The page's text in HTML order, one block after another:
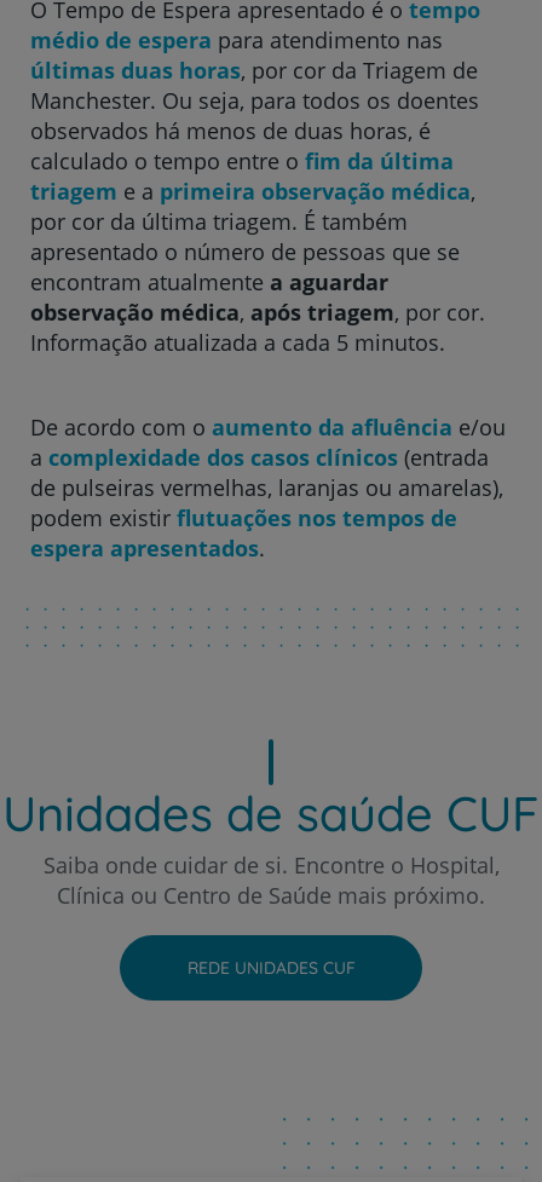
Hospital CUF Descobertas - Lisboa
Hospital CUF Faro
Clínica CUF Funchal
Clínica CUF Guia - AlgarveShopping
Hospital CUF Madeira
Hospital CUF Santarém
Hospital CUF Sintra
Hospital CUF Tejo - Lisboa
Hospital CUF Torres Vedras
O Tempo de Espera apresentado é o tempo
médio de espera para atendimento nas
últimas duas horas, por cor da Triagem de
Manchester. Ou seja, para todos os doentes
observados há menos de duas horas, é
calculado o tempo entre o fim da última
triagem e a primeira observação médica,
por cor da última triagem. É também
apresentado o número de pessoas que se
encontram atualmente a aguardar
observação médica, após triagem, por cor.
Informação atualizada a cada 5 minutos.
De acordo com o aumento da afluência e/ou
a complexidade dos casos clínicos (entrada
de pulseiras vermelhas, laranjas ou amarelas),
podem existir flutuações nos tempos de
espera apresentados.
Unidades de saúde CUF
Saiba onde cuidar de si. Encontre o Hospital,
Clínica ou Centro de Saúde mais próximo.
REDE UNIDADES CUF